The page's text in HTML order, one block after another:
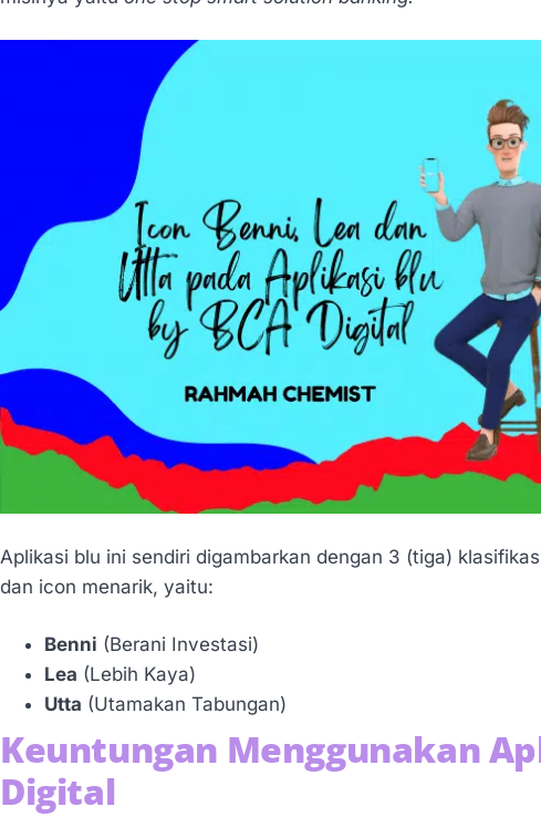
Aplikasi blu ini sendiri digambarkan dengan 3 (tiga)
dan icon menarik, yaitu:
Benni (Berani Investasi)
Lea (Lebih Kaya)
Utta (Utamakan Tabungan)
Keuntungan Menggunakan
Digital